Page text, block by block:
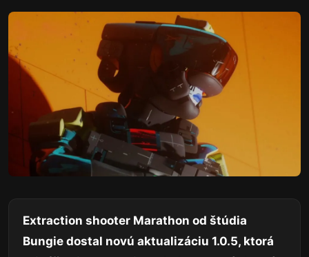
Extraction shooter Marathon od štúdia
Bungie dostal novú aktualizáciu 1.0.5, ktorá